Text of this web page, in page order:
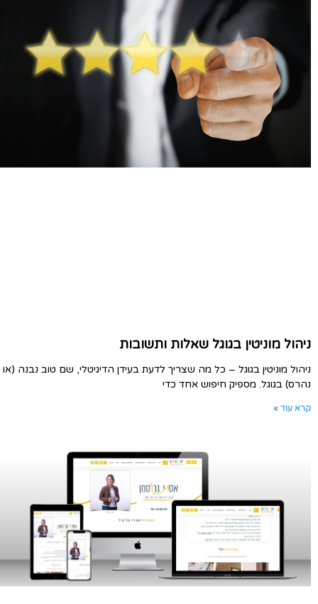
ניהול מוניטין בגוגל שאלות ותשובות
ניהול מוניטין בגוגל – כל מה שצריך לדעת בעידן הדיגיטלי, שם טוב נבנה (או
נהרס) בגוגל. מספיק חיפוש אחד כדי
קרא עוד »